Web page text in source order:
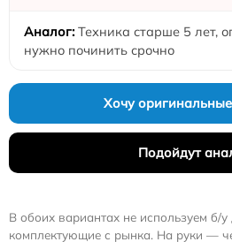
Техника старше 5 лет,
нужно починить срочно
Хочу
Подойдут
В обоих вариантах не используем б/
комплектующие с рынка. На руки —